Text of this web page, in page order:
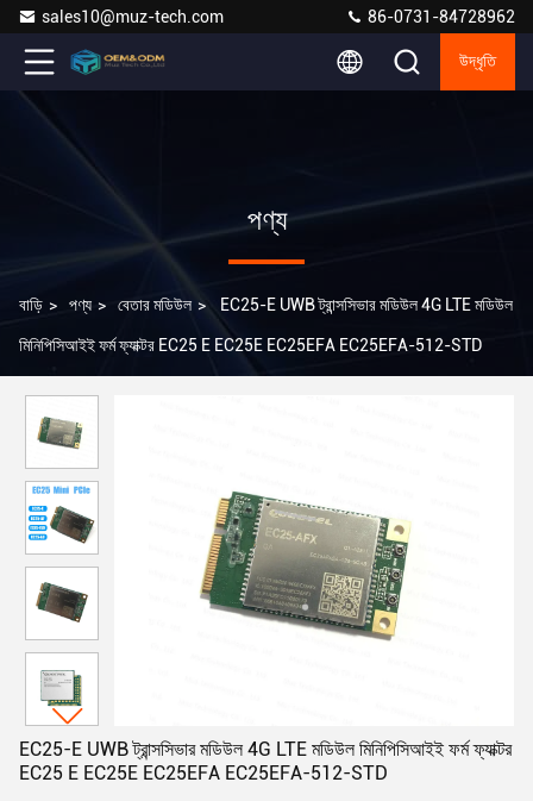
sales10@muz-tech.com 86-0731-84728962
উদ্ধৃতি
পণ্য
বাড়ি > পণ্য > বেতার মডিউল > EC25-E UWB ট্রান্সসিভার মডিউল 4G LTE মডিউল
মিনিপিসিআইই ফর্ম ফ্যাক্টর EC25 E EC25E EC25EFA EC25EFA-512-STD
EC25-E UWB ট্রান্সসিভার মডিউল 4G LTE মডিউল মিনিপিসিআইই ফর্ম ফ্যাক্টর
EC25 E EC25E EC25EFA EC25EFA-512-STD